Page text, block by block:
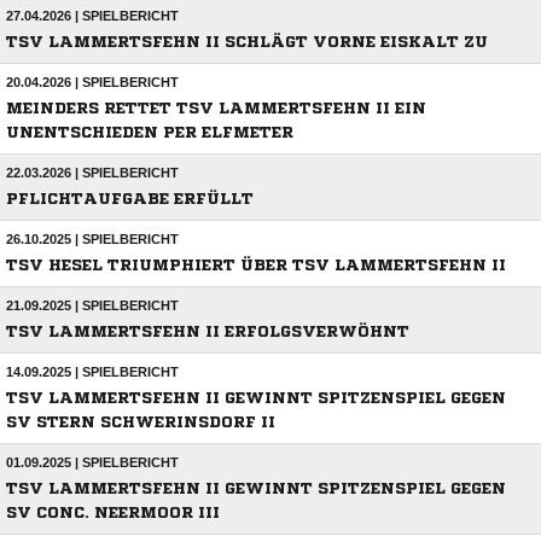
27.04.2026 | SPIELBERICHT
TSV LAMMERTSFEHN II SCHLÄGT VORNE EISKALT ZU
20.04.2026 | SPIELBERICHT
MEINDERS RETTET TSV LAMMERTSFEHN II EIN
UNENTSCHIEDEN PER ELFMETER
22.03.2026 | SPIELBERICHT
PFLICHTAUFGABE ERFÜLLT
26.10.2025 | SPIELBERICHT
TSV HESEL TRIUMPHIERT ÜBER TSV LAMMERTSFEHN II
21.09.2025 | SPIELBERICHT
TSV LAMMERTSFEHN II ERFOLGSVERWÖHNT
14.09.2025 | SPIELBERICHT
TSV LAMMERTSFEHN II GEWINNT SPITZENSPIEL GEGEN
SV STERN SCHWERINSDORF II
01.09.2025 | SPIELBERICHT
TSV LAMMERTSFEHN II GEWINNT SPITZENSPIEL GEGEN
SV CONC. NEERMOOR III